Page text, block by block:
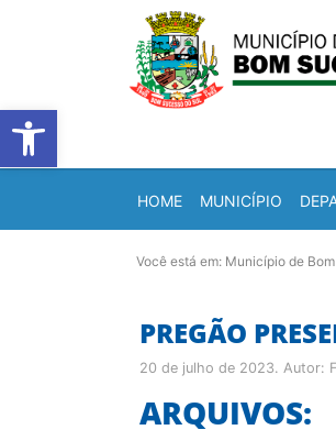
Barra de
HOME MUNICÍPIO
Você está em: Município de
PREGÃO
20 de julho de 2023. Autor:
ARQUIVOS: